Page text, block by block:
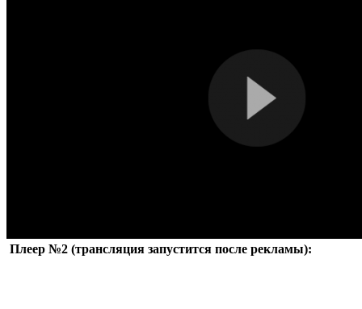
Плеер №2 (трансляция запустится после рекламы):